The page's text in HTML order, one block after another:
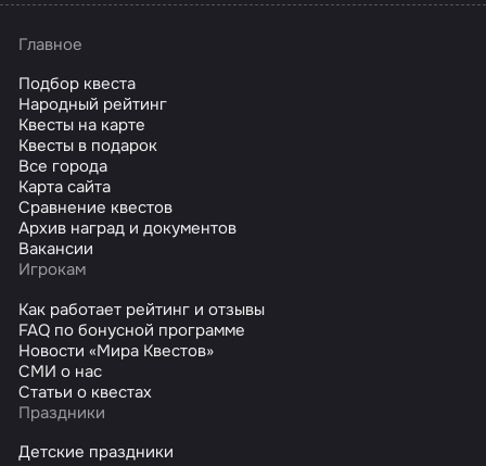
Главное
Подбор квеста
Народный рейтинг
Квесты на карте
Квесты в подарок
Все города
Карта сайта
Сравнение квестов
Архив наград и документов
Вакансии
Игрокам
Как работает рейтинг и отзывы
FAQ по бонусной программе
Новости «Мира Квестов»
СМИ о нас
Статьи о квестах
Праздники
Детские праздники